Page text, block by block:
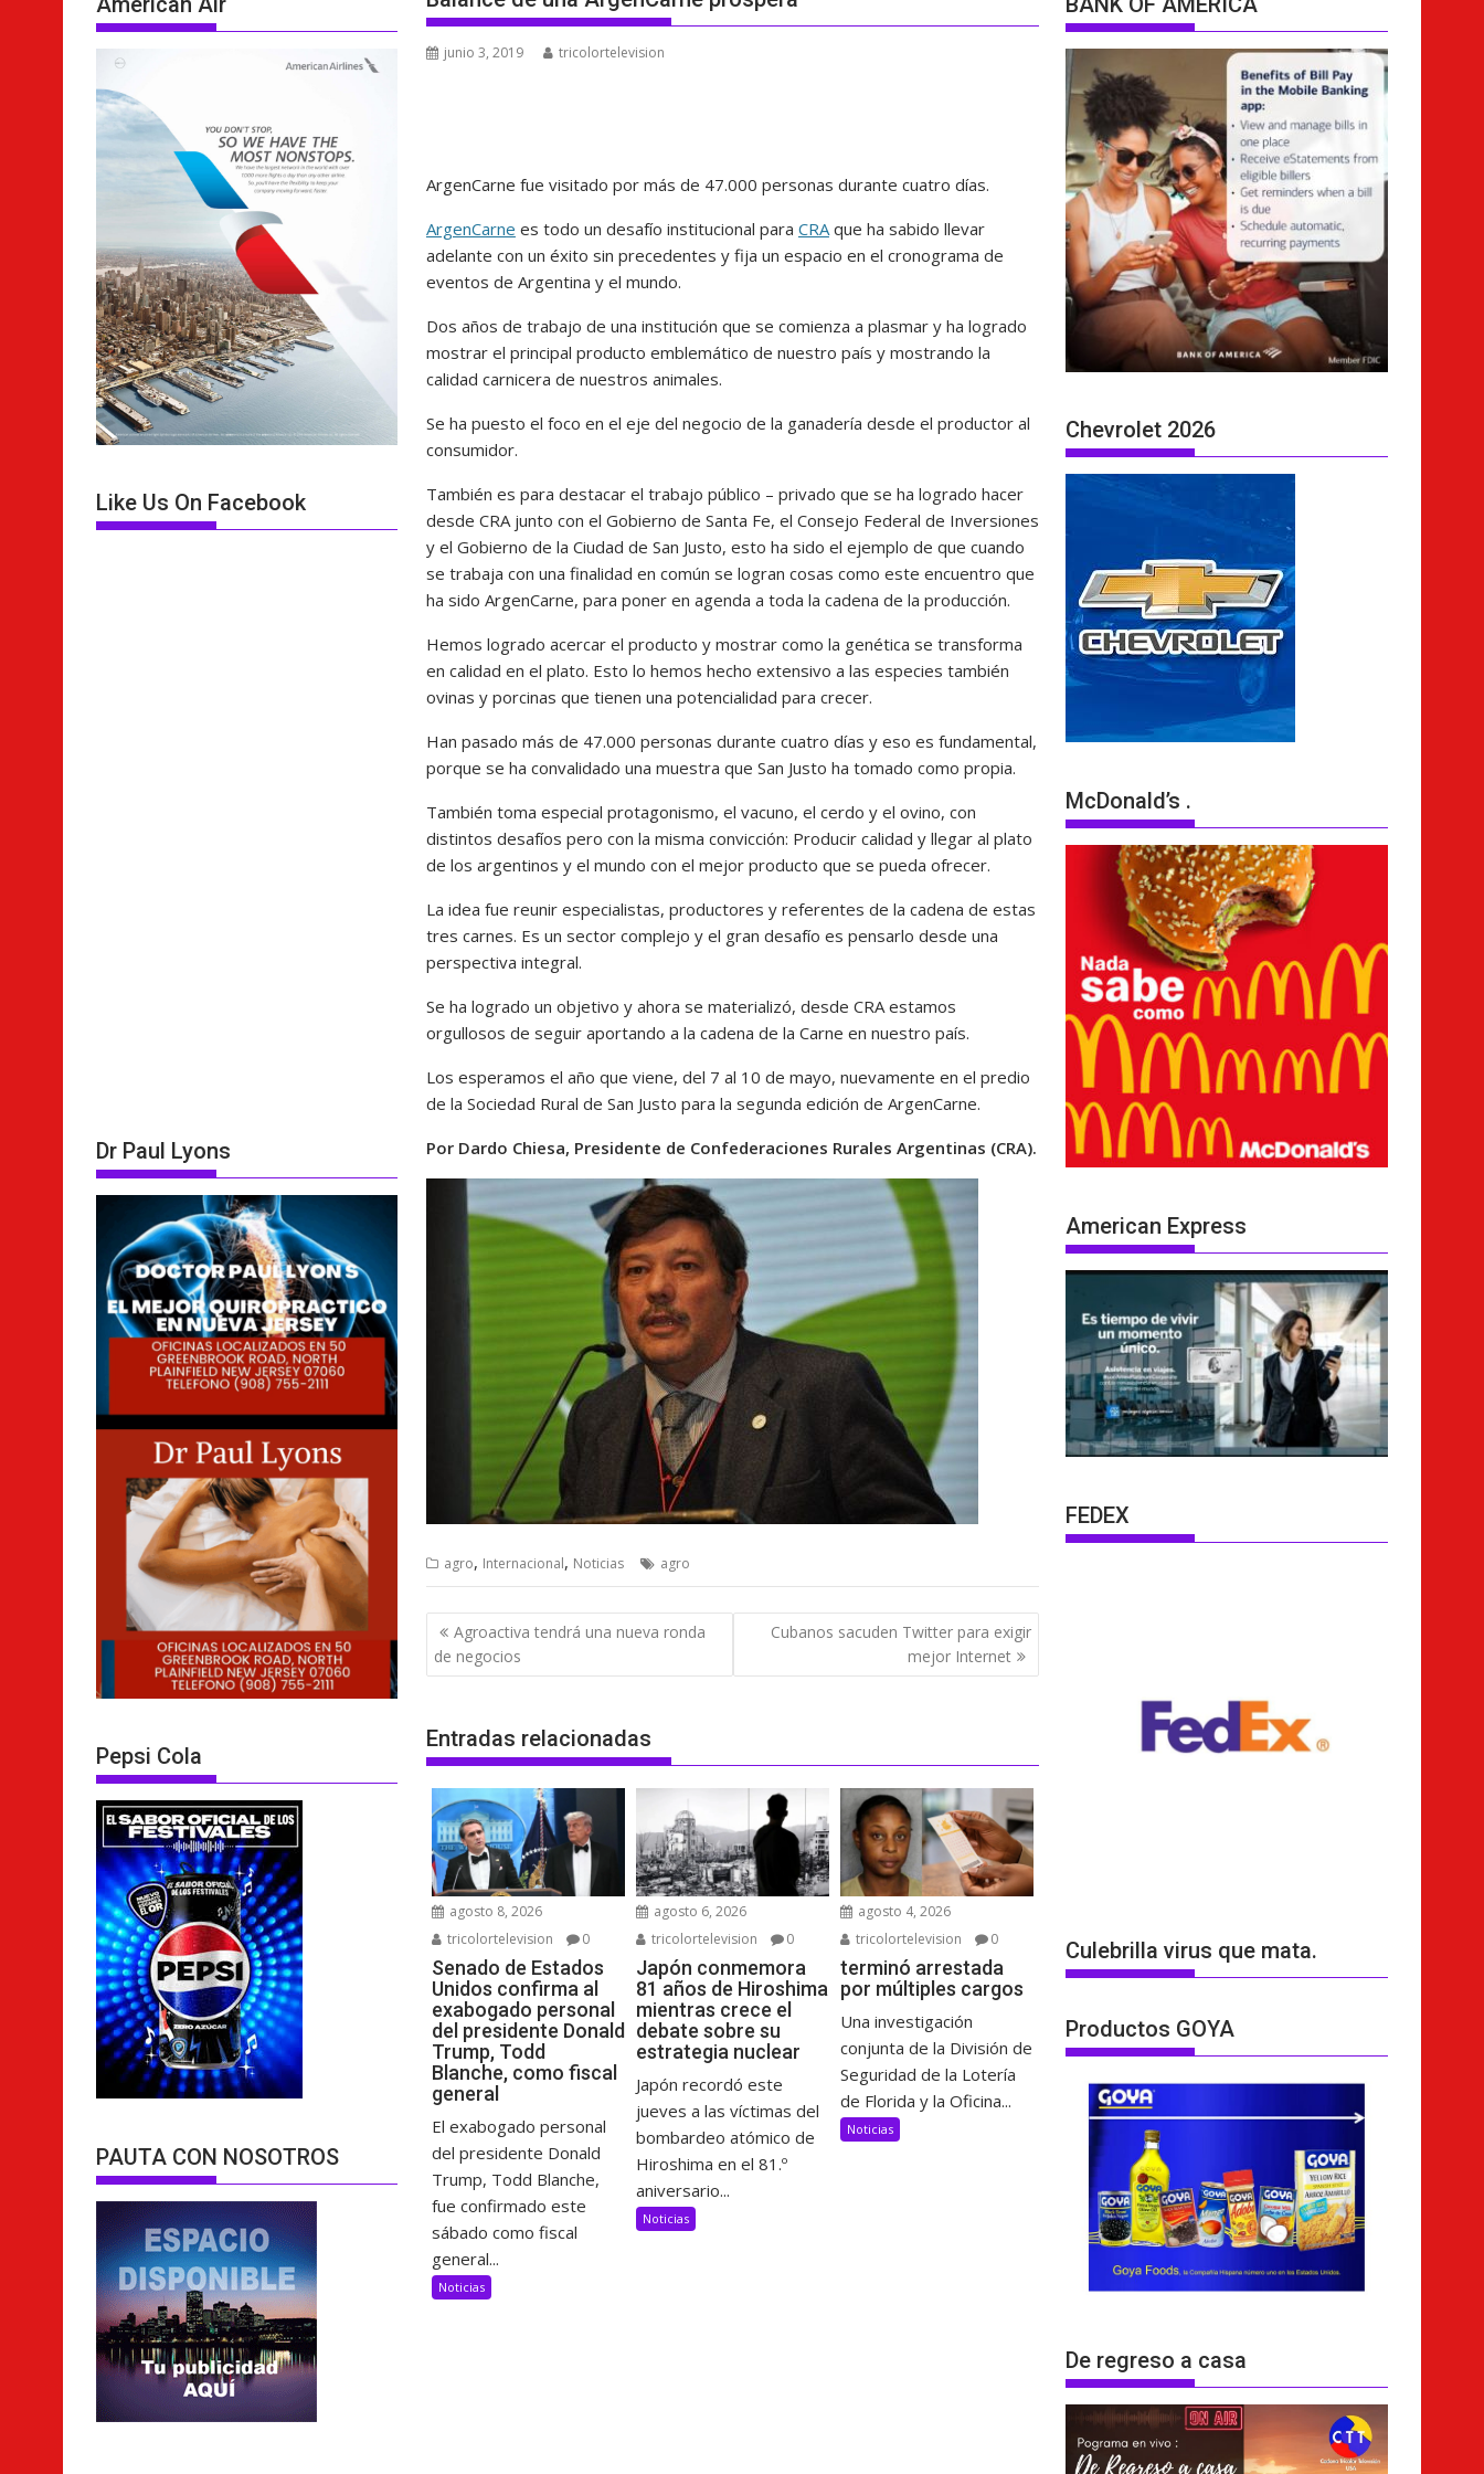
junio 3, 2019 tricolortelevision
ArgenCarne fue visitado por más de 47.000 personas durante cuatro días.
ArgenCarne es todo un desafío institucional para CRAque ha sabido llevar
adelante con un éxito sin precedentes y fija un espacio en el cronograma de
eventos de Argentina y el mundo.
Dos años de trabajo de una institución que se comienza a plasmar y ha logrado
mostrar el principal producto emblemático de nuestro país y mostrando la
calidad carnicera de nuestros animales.
Se ha puesto el foco en el eje del negocio de la ganadería desde el productor al
consumidor.
También es para destacar el trabajo público – privado que se ha logrado hacer
desde CRA junto con el Gobierno de Santa Fe, el Consejo Federal de Inversiones
y el Gobierno de la Ciudad de San Justo, esto ha sido el ejemplo de que cuando
se trabaja con una finalidad en común se logran cosas como este encuentro que
ha sido ArgenCarne, para poner en agenda a toda la cadena de la producción.
Hemos logrado acercar el producto y mostrar como la genética se transforma
en calidad en el plato. Esto lo hemos hecho extensivo a las especies también
ovinas y porcinas que tienen una potencialidad para crecer.
Han pasado más de 47.000 personas durante cuatro días y eso es fundamental,
porque se ha convalidado una muestra que San Justo ha tomado como propia.
También toma especial protagonismo, el vacuno, el cerdo y el ovino, con
distintos desafíos pero con la misma convicción: Producir calidad y llegar al plato
de los argentinos y el mundo con el mejor producto que se pueda ofrecer.
La idea fue reunir especialistas, productores y referentes de la cadena de estas
tres carnes. Es un sector complejo y el gran desafío es pensarlo desde una
perspectiva integral.
Se ha logrado un objetivo y ahora se materializó, desde CRA estamos
orgullosos de seguir aportando a la cadena de la Carne en nuestro país.
Los esperamos el año que viene, del 7 al 10 de mayo, nuevamente en el predio
de la Sociedad Rural de San Justo para la segunda edición de ArgenCarne.
Por Dardo Chiesa, Presidente de Confederaciones Rurales Argentinas (CRA).
agro, Internacional, Noticias agro
Navegación
de
entradas
Agroactiva tendrá una nueva ronda
de negocios
Cubanos sacuden Twitter para exigir
mejor Internet
Entradas relacionadas
agosto 8, 2026
tricolortelevision
0
Senado de Estados
Unidos confirma al
exabogado personal
del presidente Donald
Trump, Todd
Blanche, como fiscal
general
El exabogado personal
del presidente Donald
Trump, Todd Blanche,
fue confirmado este
sábado como fiscal
general...
Noticias
agosto 6, 2026
tricolortelevision
0
Japón conmemora
81 años de Hiroshima
mientras crece el
debate sobre su
estrategia nuclear
Japón recordó este
jueves a las víctimas del
bombardeo atómico de
Hiroshima en el 81.º
aniversario...
Noticias
agosto 4, 2026
tricolortelevision
0
terminó arrestada
por múltiples cargos
Una investigación
conjunta de la División de
Seguridad de la Lotería
de Florida y la Oficina...
Noticias
Like Us On Facebook
Dr Paul Lyons
Pepsi Cola
PAUTA CON NOSOTROS
Chevrolet 2026
McDonald’s .
American Express
FEDEX
Culebrilla virus que mata.
Productos GOYA
De regreso a casa